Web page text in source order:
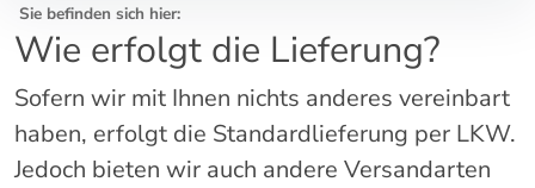
Sie befinden sich hier:
Wie erfolgt die Lieferung?
Sofern wir mit Ihnen nichts anderes vereinbart
haben, erfolgt die Standardlieferung per LKW.
Jedoch bieten wir auch andere Versandarten